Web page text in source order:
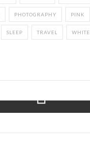
PHOTOGRAPHY PINK
SLEEP TRAVEL WHITE
Instagram Feed